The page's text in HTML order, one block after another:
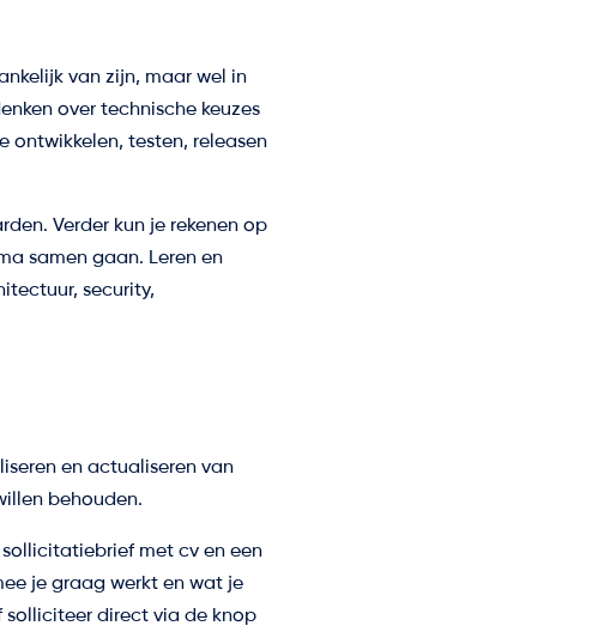
van zijn, maar wel in
over technische keuzes
ontwikkelen, testen, releasen
Verder kun je rekenen op
samen gaan. Leren en
security,
en actualiseren van
behouden.
sollicitatiebrief met cv en een
je graag werkt en wat je
solliciteer direct via de knop